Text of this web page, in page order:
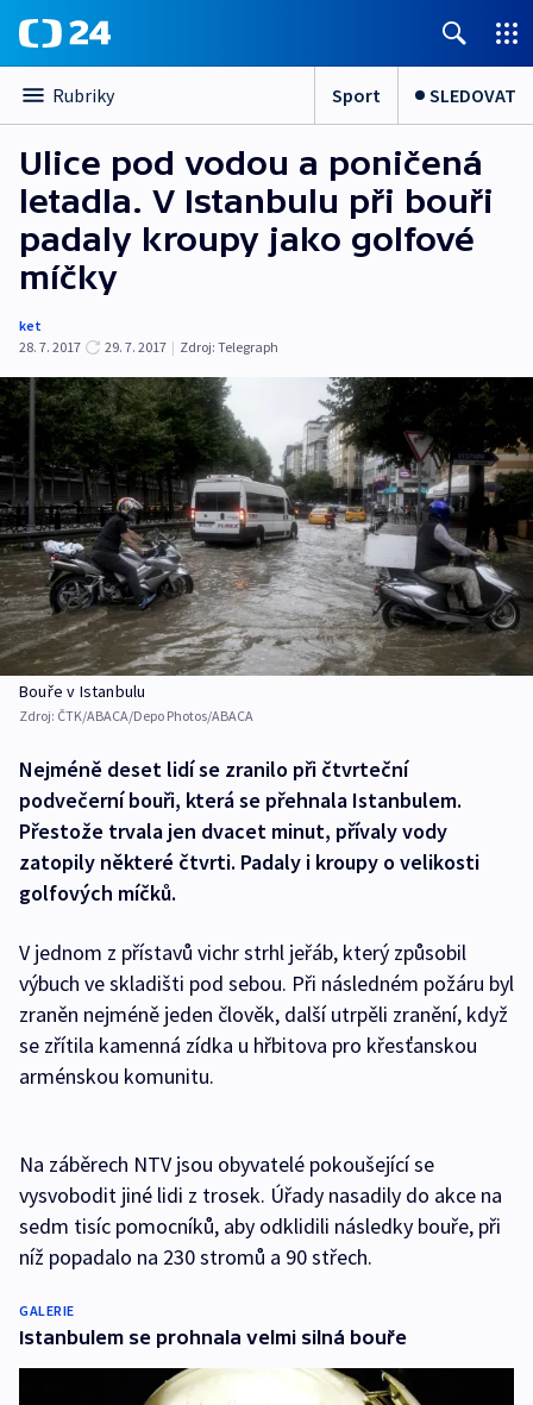
Rubriky Sport SLEDOVAT
Ulice pod vodou a poničená
letadla. V Istanbulu při bouři
padaly kroupy jako golfové
míčky
ket
28. 7. 2017
29. 7. 2017 | Zdroj: Telegraph
Bouře v Istanbulu
Zdroj: ČTK/ABACA/Depo Photos/ABACA
Nejméně deset lidí se zranilo při čtvrteční
podvečerní bouři, která se přehnala Istanbulem.
Přestože trvala jen dvacet minut, přívaly vody
zatopily některé čtvrti. Padaly i kroupy o velikosti
golfových míčků.
V jednom z přístavů vichr strhl jeřáb, který způsobil
výbuch ve skladišti pod sebou. Při následném požáru byl
zraněn nejméně jeden člověk, další utrpěli zranění, když
se zřítila kamenná zídka u hřbitova pro křesťanskou
arménskou komunitu.
Na záběrech NTV jsou obyvatelé pokoušející se
vysvobodit jiné lidi z trosek. Úřady nasadily do akce na
sedm tisíc pomocníků, aby odklidili následky bouře, při
níž popadalo na 230 stromů a 90 střech.
GALERIE
Istanbulem se prohnala velmi silná bouře